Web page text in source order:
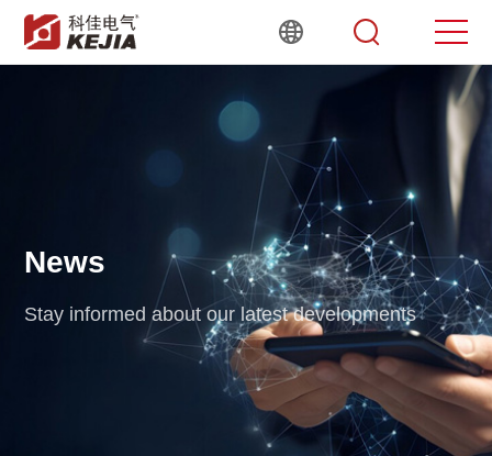
News
Stay informed about our latest developments